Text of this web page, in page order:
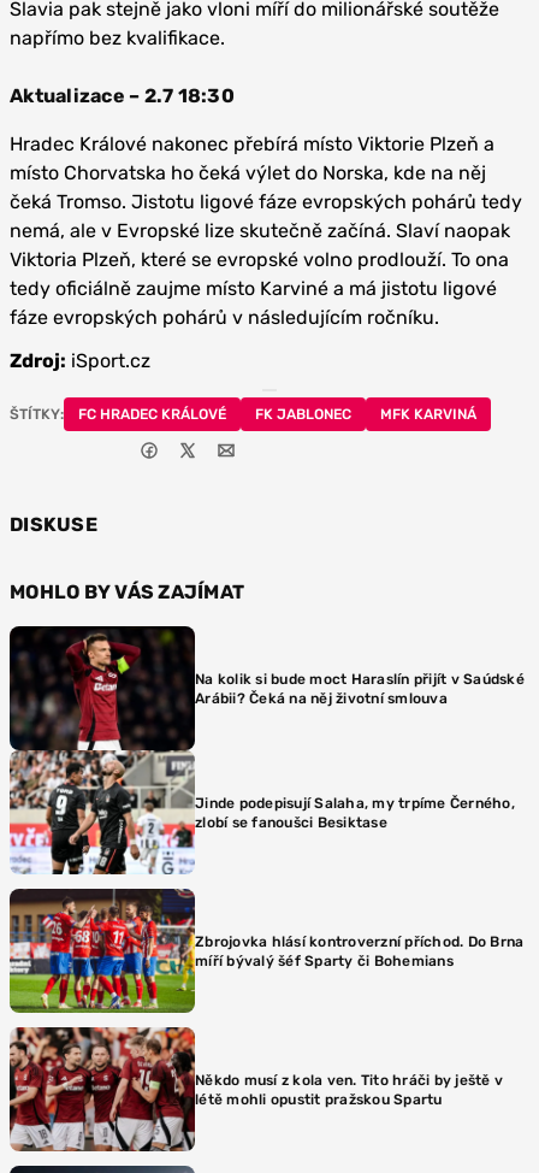
Slavia pak stejně jako vloni míří do milionářské soutěže
napřímo bez kvalifikace.
Aktualizace – 2.7 18:30
Hradec Králové nakonec přebírá místo Viktorie Plzeň a
místo Chorvatska ho čeká výlet do Norska, kde na něj
čeká Tromso. Jistotu ligové fáze evropských pohárů tedy
nemá, ale v Evropské lize skutečně začíná. Slaví naopak
Viktoria Plzeň, které se evropské volno prodlouží. To ona
tedy oficiálně zaujme místo Karviné a má jistotu ligové
fáze evropských pohárů v následujícím ročníku.
Zdroj: iSport.cz
ŠTÍTKY: FC HRADEC KRÁLOVÉ FK JABLONEC MFK KARVINÁ
DISKUSE
MOHLO BY VÁS ZAJÍMAT
Na kolik si bude moct Haraslín přijít v Saúdské
Arábii? Čeká na něj životní smlouva
Jinde podepisují Salaha, my trpíme Černého,
zlobí se fanoušci Besiktase
Zbrojovka hlásí kontroverzní příchod. Do Brna
míří bývalý šéf Sparty či Bohemians
Někdo musí z kola ven. Tito hráči by ještě v
létě mohli opustit pražskou Spartu